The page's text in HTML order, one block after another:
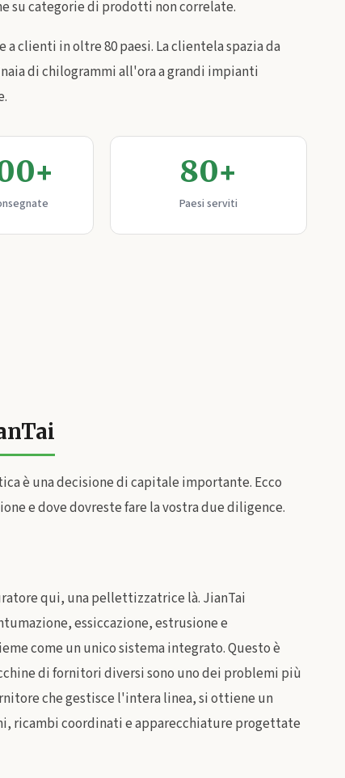
su categorie di prodotti non correlate.
a clienti in oltre 80 paesi. La clientela spazia da
di chilogrammi all'ora a grandi impianti
80+
Paesi serviti
è una decisione di capitale importante. Ecco
e dove dovreste fare la vostra due diligence.
qui, una pellettizzatrice là. JianTai
essiccazione, estrusione e
come un unico sistema integrato. Questo è
di fornitori diversi sono uno dei problemi più
che gestisce l'intera linea, si ottiene un
ricambi coordinati e apparecchiature progettate